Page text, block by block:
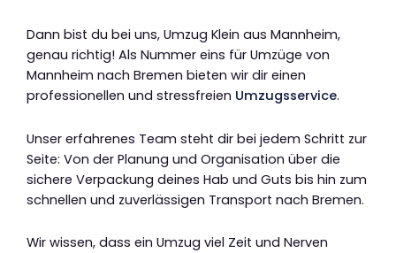
Dann bist du bei uns, Umzug Klein aus Mannheim,
genau richtig! Als Nummer eins für Umzüge von
Mannheim nach Bremen bieten wir dir einen
professionellen und stressfreien Umzugsservice.
Unser erfahrenes Team steht dir bei jedem Schritt zur
Seite: Von der Planung und Organisation über die
sichere Verpackung deines Hab und Guts bis hin zum
schnellen und zuverlässigen Transport nach Bremen.
Wir wissen, dass ein Umzug viel Zeit und Nerven